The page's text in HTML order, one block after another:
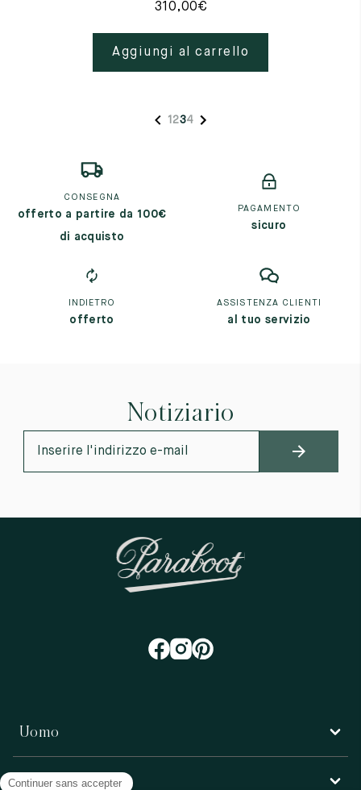
310,00€
Aggiungi al carrello
1 234
CONSEGNA
offerto a partire da 100€
di acquisto
PAGAMENTO
sicuro
INDIETRO
offerto
ASSISTENZA CLIENTI
al tuo servizio
Notiziario
Uomo
Donna